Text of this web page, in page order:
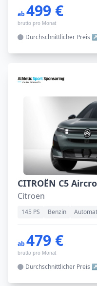
ab 499 €
brutto pro Monat
Durchschnittlicher Preis
CITROËN C5
Citroen
145 PS Benzin
ab 479 €
brutto pro Monat
Durchschnittlicher Preis